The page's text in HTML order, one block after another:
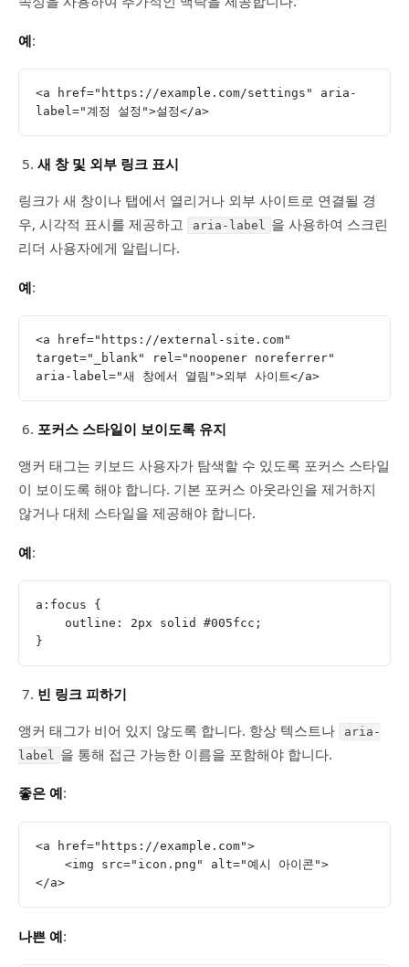
예:
<a href="https://example.com/settings" aria-
label="계정 설정">설정</a>
새 창 및 외부 링크 표시
링크가 새 창이나 탭에서 열리거나 외부 사이트로 연결될 경
우, 시각적 표시를 제공하고
aria-label 을 사용하여 스크린
리더 사용자에게 알립니다.
예:
<a href="https://external-site.com"
target="_blank" rel="noopener noreferrer"
aria-label="새 창에서 열림">외부 사이트</a>
포커스 스타일이 보이도록 유지
앵커 태그는 키보드 사용자가 탐색할 수 있도록 포커스 스타일
이 보이도록 해야 합니다. 기본 포커스 아웃라인을 제거하지
않거나 대체 스타일을 제공해야 합니다.
예:
a:focus {
    outline: 2px solid #005fcc;
}
빈 링크 피하기
앵커 태그가 비어 있지 않도록 합니다. 항상 텍스트나
aria-
label
을 통해 접근 가능한 이름을 포함해야 합니다.
좋은 예:
<a href="https://example.com">
    <img src="icon.png" alt="예시 아이콘">
</a>
나쁜 예: